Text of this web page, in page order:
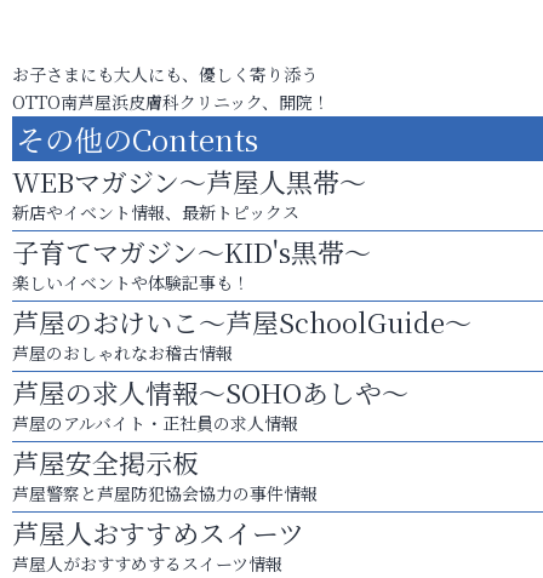
お子さまにも大人にも、優しく寄り添う
OTTO南芦屋浜皮膚科クリニック、開院！
その他のContents
WEBマガジン～芦屋人黒帯～
新店やイベント情報、最新トピックス
子育てマガジン～KID's黒帯～
楽しいイベントや体験記事も！
芦屋のおけいこ～芦屋SchoolGuide～
芦屋のおしゃれなお稽古情報
芦屋の求人情報～SOHOあしや～
芦屋のアルバイト・正社員の求人情報
芦屋安全掲示板
芦屋警察と芦屋防犯協会協力の事件情報
芦屋人おすすめスイーツ
芦屋人がおすすめするスイーツ情報